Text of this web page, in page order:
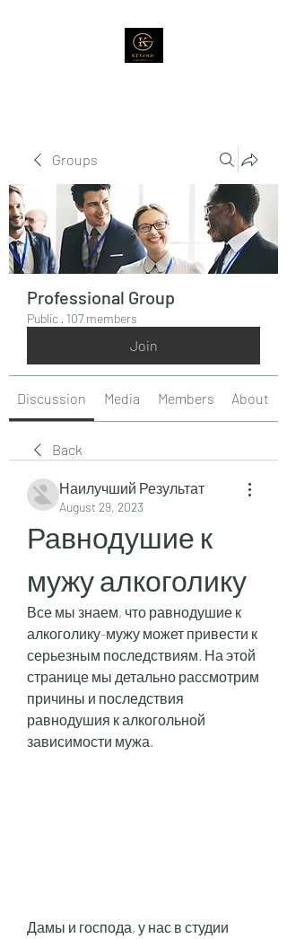
Groups
Professional Group
Public · 107 members
Join
Discussion Media Members About
Back
Наилучший Результат
August 29, 2023
Равнодушие к
мужу алкоголику
Все мы знаем, что равнодушие к
алкоголику-мужу может привести к
серьезным последствиям. На этой
странице мы детально рассмотрим
причины и последствия
равнодушия к алкогольной
зависимости мужа.
Дамы и господа, у нас в студии